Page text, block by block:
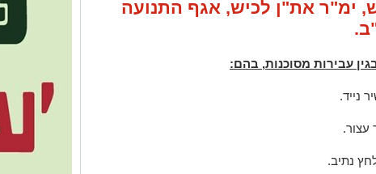
ימ"ר את"ן לכיש, אגף התנועה